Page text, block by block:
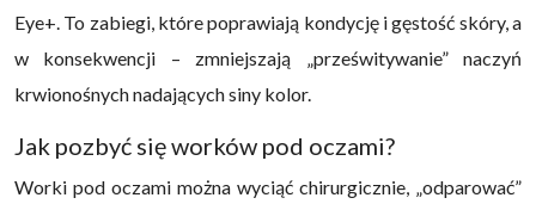
Eye+. To zabiegi, które poprawiają kondycję i gęstość skóry, a
w konsekwencji – zmniejszają „prześwitywanie” naczyń
krwionośnych nadających siny kolor.
Jak pozbyć się worków pod oczami?
Worki pod oczami można wyciąć chirurgicznie, „odparować”